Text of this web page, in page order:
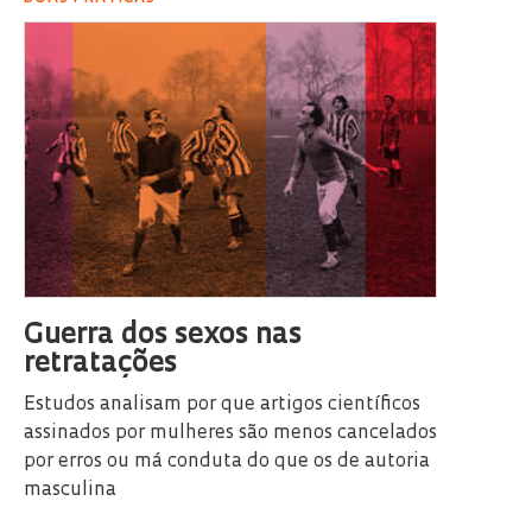
Guerra dos sexos nas
retratações
Estudos analisam por que artigos científicos
assinados por mulheres são menos cancelados
por erros ou má conduta do que os de autoria
masculina